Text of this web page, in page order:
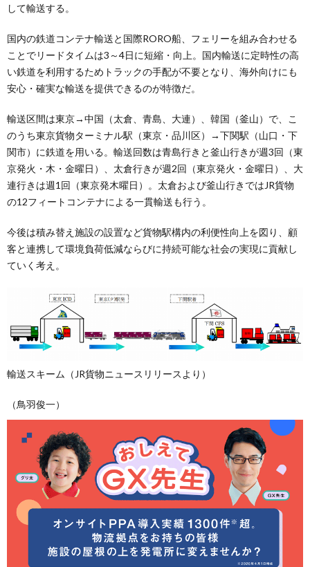
して輸送する。
国内の鉄道コンテナ輸送と国際RORO船、フェリーを組み合わせる
ことでリードタイムは3～4日に短縮・向上。国内輸送に定時性の高
い鉄道を利用するためトラックの手配が不要となり、海外向けにも
安心・確実な輸送を提供できるのが特徴だ。
輸送区間は東京→中国（太倉、青島、大連）、韓国（釜山）で、こ
のうち東京貨物ターミナル駅（東京・品川区）→下関駅（山口・下
関市）に鉄道を用いる。輸送回数は青島行きと釜山行きが週3回（東
京発火・木・金曜日）、太倉行きが週2回（東京発火・金曜日）、大
連行きは週1回（東京発木曜日）。太倉および釜山行きではJR貨物
の12フィートコンテナによる一貫輸送も行う。
今後は積み替え施設の設置など貨物駅構内の利便性向上を図り、顧
客と連携して環境負荷低減ならびに持続可能な社会の実現に貢献し
ていく考え。
輸送スキーム（JR貨物ニュースリリースより）
（鳥羽俊一）